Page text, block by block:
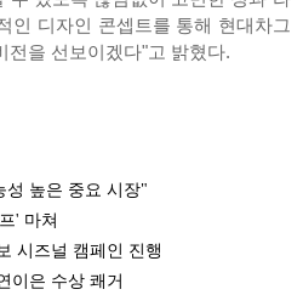
인 디자인 콘셉트를 통해 현대차그
전을 선보이겠다"고 밝혔다.
성 높은 중요 시장"
' 마쳐
시즈널 캠페인 진행
이은 수상 쾌거